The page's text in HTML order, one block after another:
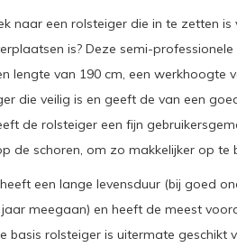
naar een rolsteiger die in te zetten is
is? Deze semi-
lengte van 190 cm, een werkhoogte
die veilig is en geeft de van een
de rolsteiger een fijn
de schoren, om zo makkelijker op te
een lange levensduur (bij goed
meegaan) en heeft de meest
basis rolsteiger is uitermate geschikt